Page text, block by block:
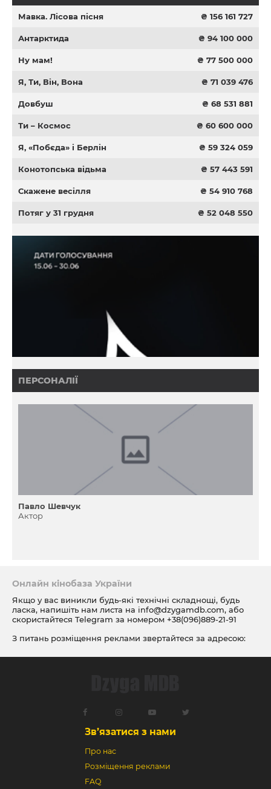
Мавка. Лісова пісня ₴ 156 161 727
Антарктида ₴ 94 100 000
Ну мам! ₴ 77 500 000
Я, Ти, Він, Вона ₴ 71 039 476
Довбуш ₴ 68 531 881
Ти – Космос ₴ 60 600 000
Я, «Побєда» і Берлін ₴ 59 324 059
Конотопська відьма ₴ 57 443 591
Скажене весілля ₴ 54 910 768
Потяг у 31 грудня ₴ 52 048 550
ПЕРСОНАЛІЇ
Павло Шевчук
Актор
Онлайн кінобаза України
Якщо у вас виникли будь-які технічні складнощі, будь
ласка, напишіть нам листа на info@dzygamdb.com, або
скористайтеся Telegram за номером +38(096)889-21-91
З питань розміщення реклами звертайтеся за адресою:
посиланням
Зв’язатися з нами
Про нас
Розміщення реклами
FAQ